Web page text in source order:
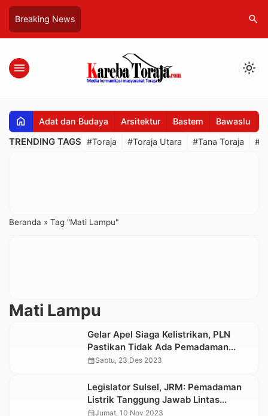
Breaking News search
menu light_mode
home Adat dan Budaya Arsitektur Bastem Bawaslu
TRENDING TAGS #Toraja #Toraja Utara #Tana Toraja
Beranda » Tag "Mati Lampu"
Mati Lampu
Gelar Apel Siaga Kelistrikan, PLN
Pastikan Tidak Ada Pemadaman
Listrik Saat Natal dan Tahun Baru
calendar_monthSabtu, 23 Des 2023
Legislator Sulsel, JRM: Pemadaman
Listrik Tanggung Jawab Lintas
Sektoral
calendar_monthJumat, 10 Nov 2023